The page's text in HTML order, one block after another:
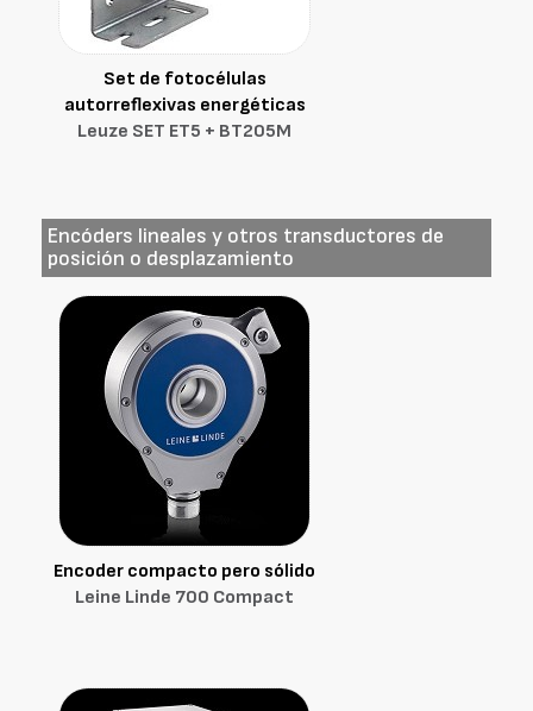
Set de fotocélulas
autorreflexivas energéticas
Leuze SET ET5 + BT205M
Encóders lineales y otros transductores de
posición o desplazamiento
Encoder compacto pero sólido
Leine Linde 700 Compact